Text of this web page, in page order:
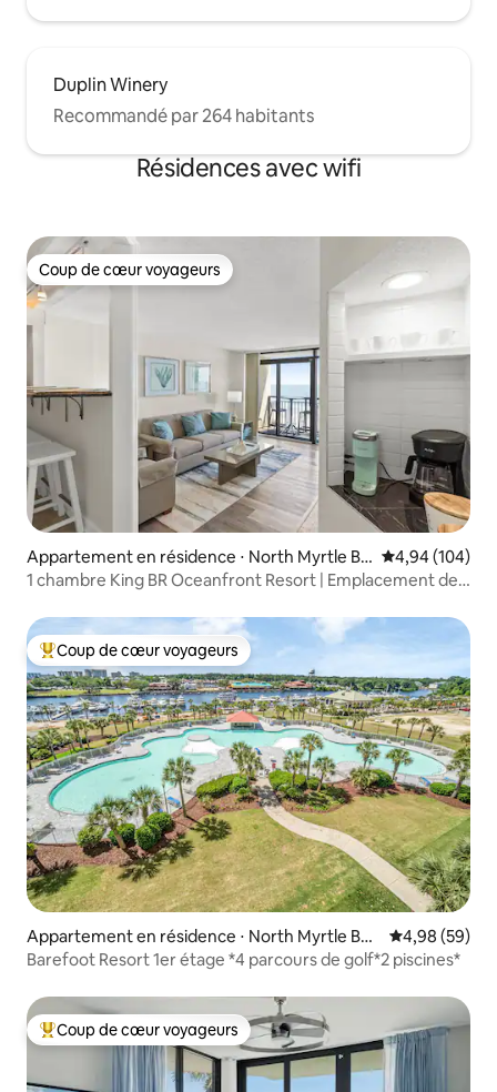
Duplin Winery
Recommandé par 264 habitants
Résidences avec wifi
Coup de cœur voyageurs
Coup de cœur voyageurs
Appartement en résidence ⋅ North Myrtle Be
ach
Évaluation
4,94 (104)
1 chambre King BR Oceanfront Resort | Emplacement de
Coups de cœur voyageurs les plus appréciés
Coup de cœur voyageurs
Appartement en résidence ⋅ North Myrtle Bea
ch
Évaluation
4,98 (59)
Barefoot Resort 1er étage *4 parcours de golf*2 piscines*
Coups de cœur voyageurs les plus appréciés
Coup de cœur voyageurs